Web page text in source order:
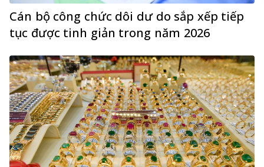
Cán bộ công chức dôi dư do sắp xếp tiếp
tục được tinh giản trong năm 2026